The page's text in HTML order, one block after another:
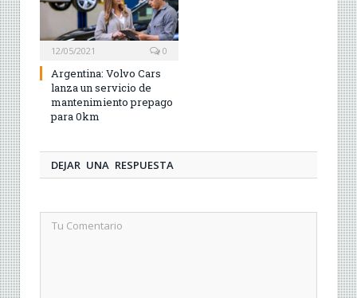
12/05/2021 0
Argentina: Volvo Cars
lanza un servicio de
mantenimiento prepago
para 0km
DEJAR UNA RESPUESTA